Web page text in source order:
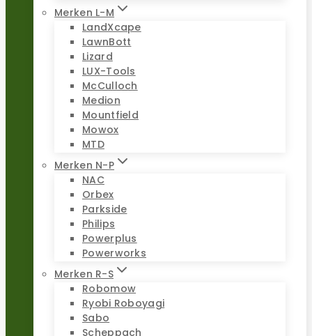
Merken L-M
LandXcape
LawnBott
Lizard
LUX-Tools
McCulloch
Medion
Mountfield
Mowox
MTD
Merken N-P
NAC
Orbex
Parkside
Philips
Powerplus
Powerworks
Merken R-S
Robomow
Ryobi Roboyagi
Sabo
Scheppach